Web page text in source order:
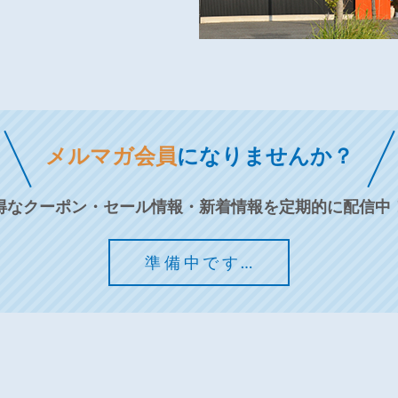
メルマガ会員になりませんか？
なクーポン・セール情報・新着情報を定期的に配信中
準備中です…